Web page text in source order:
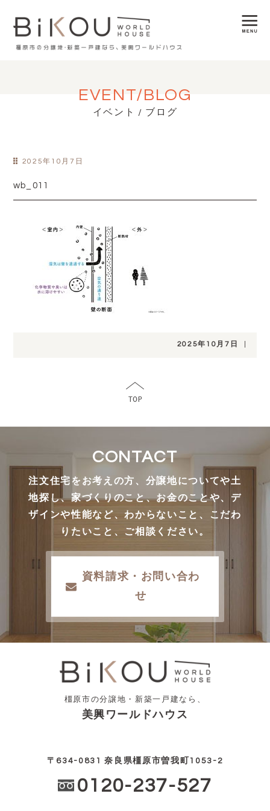
EVENT/BLOG
イベント / ブログ
2025年10月7日
wb_011
2025年10月7日
CONTACT
注文住宅をお考えの方、分譲地についてや土
地探し、家づくりのこと、お金のことや、デ
ザインや性能など、わからないこと、こだわ
りたいこと、ご相談ください。
資料請求・お問い合わ
せ
橿原市の分譲地・新築一戸建なら、
美興ワールドハウス
〒634-0831 奈良県橿原市曽我町1053-2
0120-237-527